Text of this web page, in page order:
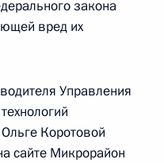
Екатерина
по приёму
закона
вред их
Управления
Коротовой
сайте Микрорайон